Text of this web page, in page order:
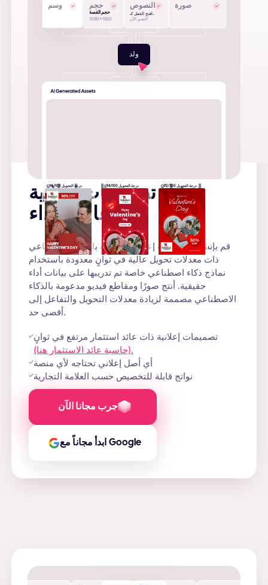
إنشاء تصميمات إعلانية
عالية الأداء
قم بإنشاء تصميمات إعلانية مدعومة بالذكاء الاصطناعي
ذات معدلات تحويل عالية في ثوانٍ معدودة باستخدام
نماذج ذكاء اصطناعي خاصة تم تدريبها على بيانات أداء
حقيقية. أنتج صورًا ومقاطع فيديو مدعومة بالذكاء
الاصطناعي مصممة لزيادة معدلات التحويل والتفاعل إلى
أقصى حد.
تصميمات إعلانية ذات عائد استثمار مرتفع في ثوانٍ
(حاسبة عائد الاستثمار هنا).
أي أصل إعلاني تحتاجه لأي منصة
نواتج قابلة للتخصيص حسب العلامة التجارية
جرب مجانا الآن
ابدأ مجاناً مع Google
وسم حجم
حجم القصة
1080x1920
النصوص
افتح القفل كـ..
انضم الآن!
صورة
ولد
درجة التحويل 96/100 درجة التحويل 94/100 درجة التحويل 92/100